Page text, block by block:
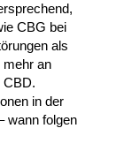
CBG bei
als
mehr an
CBD.
in der
wann folgen